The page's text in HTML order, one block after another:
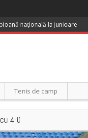
națională la junioare
Tenis de camp
4-0